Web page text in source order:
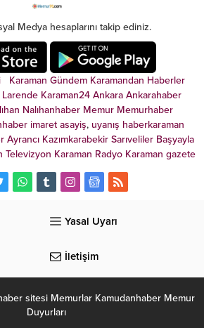
Medya hesaplarını takip ediniz.
Karaman Gündem Karamandan Haberler
Larende Karaman24 Ankara Ankarahaber
Nalıhanhaber Memur Memurhaber
imaret asayiş, uyanış haberkaraman
Ayrancı Kazımkarabekir Sarıveliler Başyayla
Televizyon Karaman Radyo Karaman gazete
Yasal Uyarı
İletişim
sitesi Memurlar Kamudanhaber Memur
Duyurları